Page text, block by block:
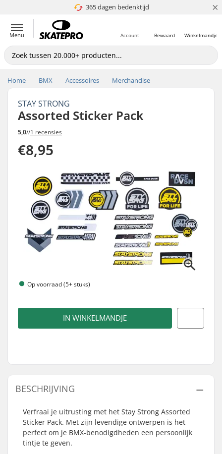
365 dagen bedenktijd
4.8 van 5 ×
Menu Winkelmandje
Bewaard
Account
Home BMX Accessoires Merchandise
STAY STRONG
Assorted Sticker Pack
5,0//1 recensies
€8,95
Op voorraad (5+ stuks)
IN WINKELMANDJE
BESCHRIJVING
Verfraai je uitrusting met het Stay Strong Assorted
Sticker Pack. Met zijn levendige ontwerpen is het
perfect om je BMX-benodigdheden een persoonlijk
tintje te geven.